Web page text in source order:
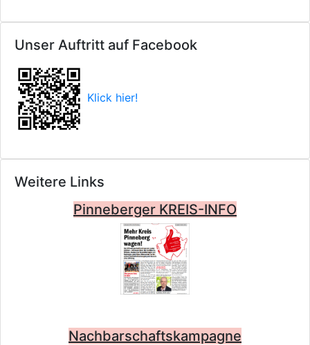
Unser Auftritt auf Facebook
Klick hier!
Weitere Links
Pinneberger KREIS-INFO
Nachbarschaftskampagne